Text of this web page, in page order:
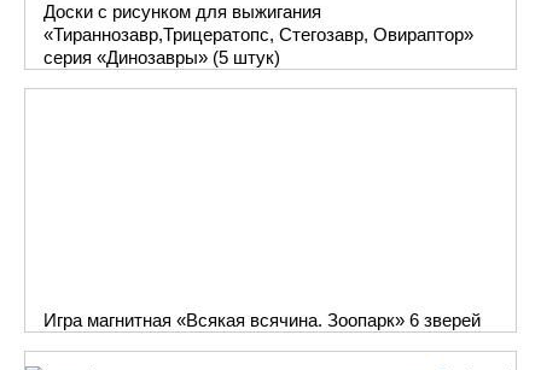
Доски с рисунком для выжигания
«Тираннозавр,Трицератопс, Стегозавр, Овираптор»
серия «Динозавры» (5 штук)
Игра магнитная «Всякая всячина. Зоопарк» 6 зверей